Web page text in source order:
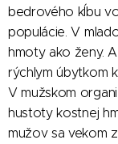
bedrového kĺbu
populácie. V
hmoty ako ženy.
rýchlym úbytkom
V mužskom
hustoty kostnej
mužov sa vekom